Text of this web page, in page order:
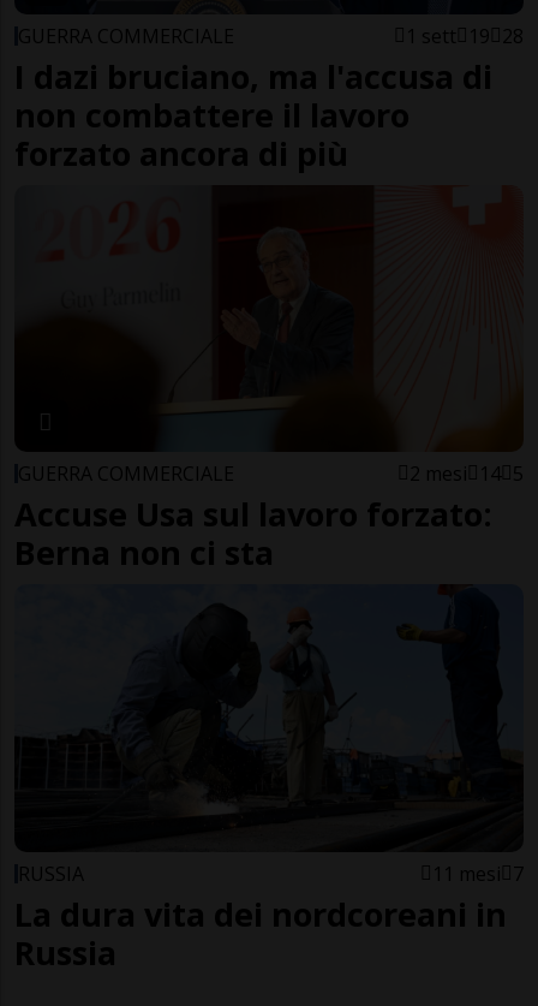
GUERRA COMMERCIALE 1 sett 19 28
I dazi bruciano, ma l'accusa di
non combattere il lavoro
forzato ancora di più
GUERRA COMMERCIALE 2 mesi 14 5
Accuse Usa sul lavoro forzato:
Berna non ci sta
RUSSIA 11 mesi 7
La dura vita dei nordcoreani in
Russia